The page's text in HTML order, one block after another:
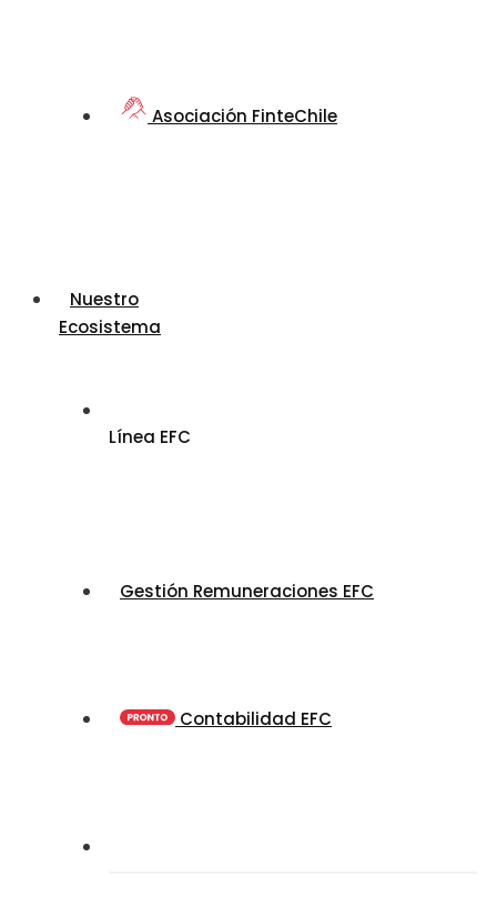
Asociación FinteChile
Nuestro
Ecosistema
Línea EFC
Gestión Remuneraciones EFC
Contabilidad EFC